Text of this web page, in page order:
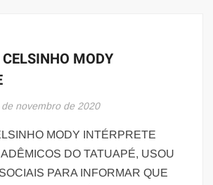
MODY
de novembro de 2020
MODY INTÉRPRETE
DO TATUAPÉ, USOU
PARA INFORMAR QUE